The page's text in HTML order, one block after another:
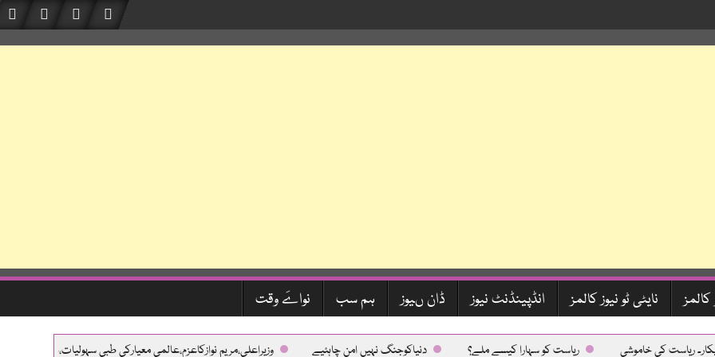
کالمز نایٹی ٹو نیوز کالمز انڈپینڈنٹ نیوز ڈان ںیوز ہم سب نواےَ وقت
ریاست کی خاموشی ریاست کو سہارا کیسے ملے؟ دنیاکوجنگ نہیں امن چاہئیے وزیراعلی،مریم نوازکاعزم،عالمی معیارکی طبی سہولیات،جدیدتربیت